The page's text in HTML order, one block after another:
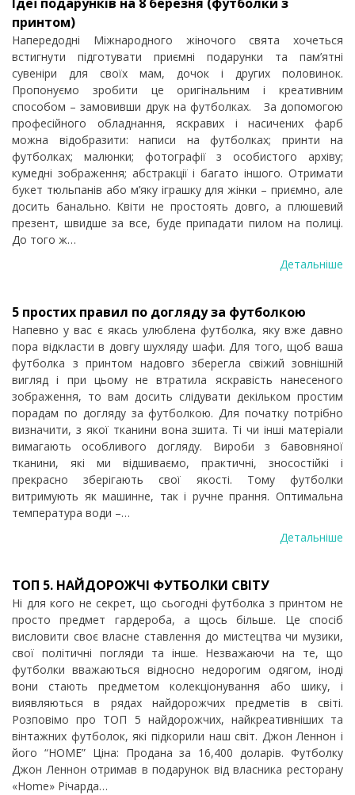
принтом)
Напередодні Міжнародного жіночого свята хочеться
встигнути підготувати приємні подарунки та пам’ятні
сувеніри для своїх мам, дочок і других половинок.
Пропонуємо зробити це оригінальним і креативним
способом – замовивши друк на футболках. За допомогою
професійного обладнання, яскравих і насичених фарб
можна відобразити: написи на футболках; принти на
футболках; малюнки; фотографії з особистого архіву;
кумедні зображення; абстракції і багато іншого. Отримати
букет тюльпанів або м’яку іграшку для жінки – приємно, але
досить банально. Квіти не простоять довго, а плюшевий
презент, швидше за все, буде припадати пилом на полиці.
До того ж…
Детальніше
5 простих правил по догляду за футболкою
Напевно у вас є якась улюблена футболка, яку вже давно
пора відкласти в довгу шухляду шафи. Для того, щоб ваша
футболка з принтом надовго зберегла свіжий зовнішній
вигляд і при цьому не втратила яскравість нанесеного
зображення, то вам досить слідувати декільком простим
порадам по догляду за футболкою. Для початку потрібно
визначити, з якої тканини вона зшита. Ті чи інші матеріали
вимагають особливого догляду. Вироби з бавовняної
тканини, які ми відшиваємо, практичні, зносостійкі і
прекрасно зберігають свої якості. Тому футболки
витримують як машинне, так і ручне прання. Оптимальна
температура води –…
Детальніше
ТОП 5. НАЙДОРОЖЧІ ФУТБОЛКИ СВІТУ
Ні для кого не секрет, що сьогодні футболка з принтом не
просто предмет гардероба, а щось більше. Це спосіб
висловити своє власне ставлення до мистецтва чи музики,
свої політичні погляди та інше. Незважаючи на те, що
футболки вважаються відносно недорогим одягом, іноді
вони стають предметом колекціонування або шику, і
виявляються в рядах найдорожчих предметів в світі.
Розповімо про ТОП 5 найдорожчих, найкреативніших та
вінтажних футболок, які підкорили наш світ. Джон Леннон і
його “HOME” Ціна: Продана за 16,400 доларів. Футболку
Джон Леннон отримав в подарунок від власника ресторану
«Home» Річарда…